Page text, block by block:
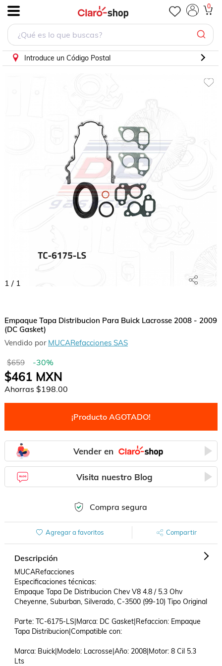
0
Introduce un Código Postal
1 / 1
Empaque Tapa Distribucion Para Buick Lacrosse 2008 - 2009
(DC Gasket)
Vendido por MUCARefacciones SAS
$659 -30%
$461MXN
Ahorras $198.00
¡Producto AGOTADO!
Vender en
Visita nuestro Blog
Compra segura
Agregar a favoritos Compartir
Descripción
MUCARefacciones
Especificaciones técnicas:
Empaque Tapa De Distribucion Chev V8 4.8 / 5.3 Ohv
Cheyenne, Suburban, Silverado, C-3500 (99-10) Tipo Original
Parte: TC-6175-LS|Marca: DC Gasket|Refaccion: Empaque
Tapa Distribucion|Compatible con:
Marca: Buick|Modelo: Lacrosse|Año: 2008|Motor: 8 Cil 5.3
Lts
Empaque Tapa Distribucion Para Buick Lacrosse 2008 -